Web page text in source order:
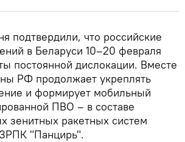
подтвердили, что российские
в Беларуси 10–20 февраля
постоянной дислокации. Вместе
РФ продолжает укреплять
и формирует мобильный
ПВО – в составе
зенитных ракетных систем
"Панцирь".